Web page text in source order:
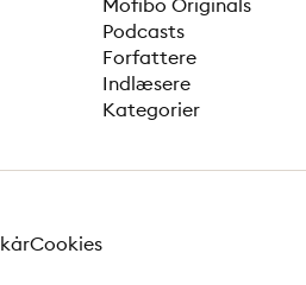
Mofibo Originals
Podcasts
Forfattere
Indlæsere
Kategorier
Cookies